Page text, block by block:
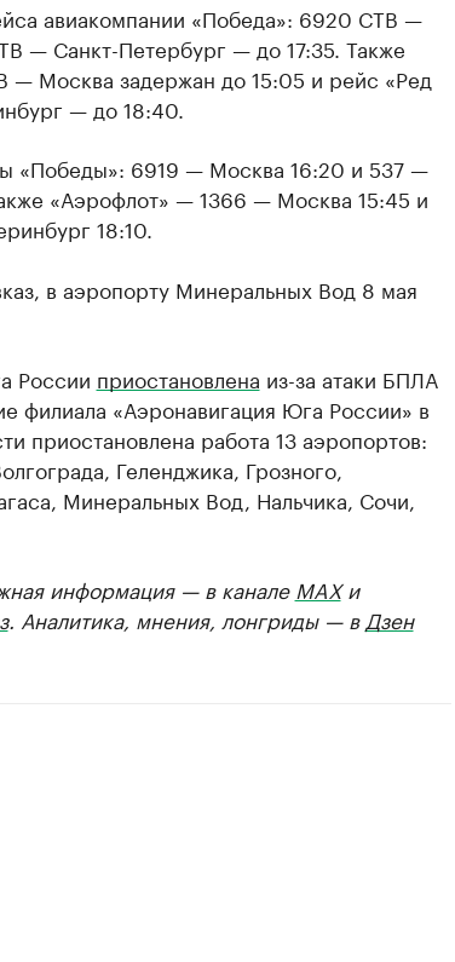
авиакомпании «Победа»: 6920 СТВ —
— Санкт-Петербург — до 17:35. Также
— Москва задержан до 15:05 и рейс «Ред
— до 18:40.
«Победы»: 6919 — Москва 16:20 и 537 —
«Аэрофлот» — 1366 — Москва 15:45 и
18:10.
в аэропорту Минеральных Вод 8 мая
России приостановлена из-за атаки БПЛА
филиала «Аэронавигация Юга России» в
приостановлена работа 13 аэропортов:
Геленджика, Грозного,
Минеральных Вод, Нальчика, Сочи,
информация — в канале MAXи
. Аналитика, мнения, лонгриды — в Дзен